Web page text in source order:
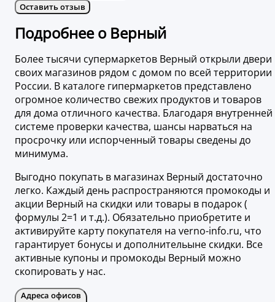
Оставить отзыв
Подробнее о Верный
Более тысячи супермаркетов Верный открыли двери
своих магазинов рядом с домом по всей территории
России. В каталоге гипермаркетов представлено
огромное количество свежих продуктов и товаров
для дома отличного качества. Благодаря внутренней
системе проверки качества, шансы нарваться на
просрочку или испорченный товары сведены до
минимума.
Выгодно покупать в магазинах Верный достаточно
легко. Каждый день распространяются промокоды и
акции Верный на скидки или товары в подарок (
формулы 2=1 и т.д.). Обязательно приобретите и
активируйте карту покупателя на verno-info.ru, что
гарантирует бонусы и дополнительыне скидки. Все
активные купоны и промокоды Верный можно
скопировать у нас.
Адреса офисов